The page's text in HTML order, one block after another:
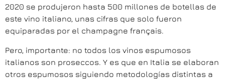
2020 se produjeron hasta 500 millones de botellas de
este vino italiano, unas cifras que solo fueron
equiparadas por el champagne français.
Pero, importante: no todos los vinos espumosos
italianos son proseccos. Y es que en Italia se elaboran
otros espumosos siguiendo metodologías distintas a